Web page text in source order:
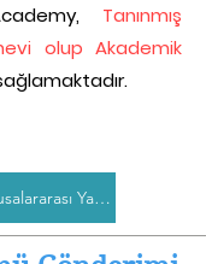
Tanınmış
olup Akademik
Tanınmış Ulusalararası Yayınevi Belgesi